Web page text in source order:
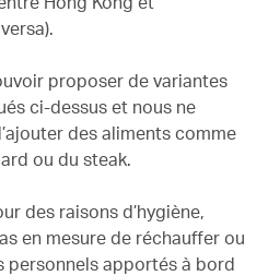
proposer de variantes
ci-dessus et nous ne
des aliments comme
ou du steak.
des raisons d’hygiène,
en mesure de réchauffer ou
personnels apportés à bord